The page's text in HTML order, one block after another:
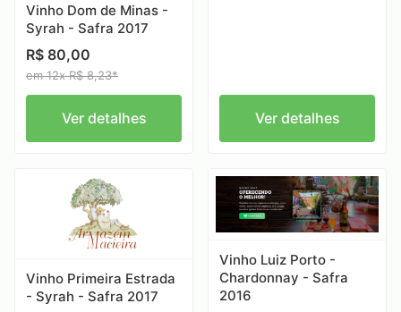
Vinho Dom de Minas -
Syrah - Safra 2017
R$ 80,00
em 12x R$ 8,23*
Ver detalhes Ver detalhes
Vinho Primeira Estrada
- Syrah - Safra 2017
Vinho Luiz Porto -
Chardonnay - Safra
2016